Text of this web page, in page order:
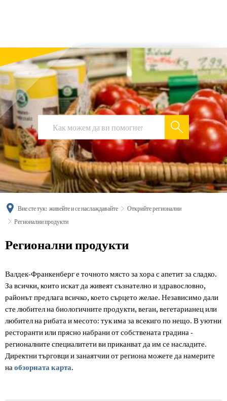
deutsch
Вие сте тук: живейте и се наслаждавайте
Открийте регионални
Регионални продукти
Регионални
Регионални продукти
Валдек-Франкенберг е точното място за хора с апетит за сладко.
За всички, които искат да живеят съзнателно и здравословно,
районът предлага всичко, което сърцето желае. Независимо дали
сте любител на биологичните продукти, веган, вегетарианец или
любител на рибата и месото: тук има за всекиго по нещо. В уютни
ресторанти или прясно набрани от собствената градина -
регионалните специалитети ви приканват да им се насладите.
Директни търговци и занаятчии от региона можете да намерите
на обзорната карта.